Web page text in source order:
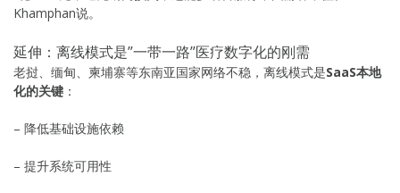
Khamphan说。
延伸：离线模式是”一带一路”医疗数字化的刚需
老挝、缅甸、柬埔寨等东南亚国家网络不稳，离线模式是SaaS本地
化的关键 ：
– 降低基础设施依赖
– 提升系统可用性